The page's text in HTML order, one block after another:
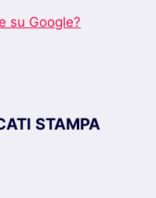
su Google?
STAMPA